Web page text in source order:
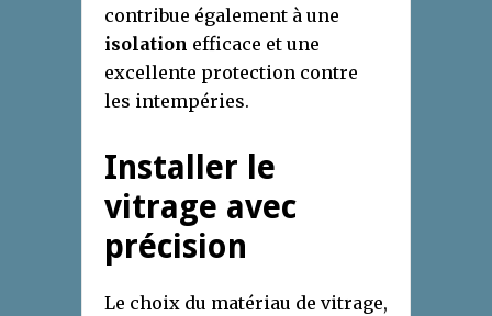
contribue également à une
isolation efficace et une
excellente protection contre
les intempéries.
Installer le
vitrage avec
précision
Le choix du matériau de vitrage,